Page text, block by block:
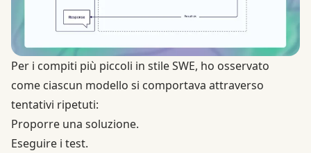
Per i compiti più piccoli in stile SWE, ho osservato
come ciascun modello si comportava attraverso
tentativi ripetuti:
Proporre una soluzione.
Eseguire i test.